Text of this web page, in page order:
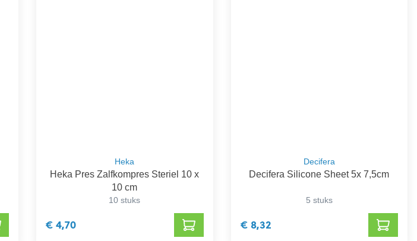
Heka
Heka Pres Zalfkompres Steriel 10 x
10 cm
10 stuks
€ 4,70
Decifera
Decifera Silicone Sheet 5x 7,5cm
5 stuks
€ 8,32